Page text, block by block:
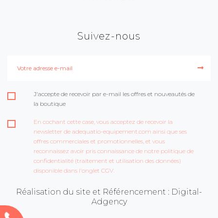
Suivez-nous
J'accepte de recevoir par e-mail les offres et nouveautés de
la boutique
En cochant cette case, vous acceptez de recevoir la
newsletter de adequatio-equipement.com ainsi que ses
offres commerciales et promotionnelles, et vous
reconnaissez avoir pris connaissance de notre politique de
confidentialité (traitement et utilisation des données)
disponible dans l'onglet CGV.
Réalisation du site et Référencement : Digital-
Adgency